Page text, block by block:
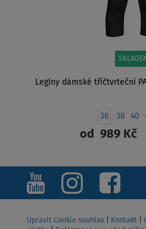
Legíny dámské tříčtvrteční
36 38 40
od989 Kč
Upravit Cookie souhlas Kontakt